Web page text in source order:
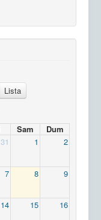
Lista
Sam
Dum
31 1 2
7 8 9
14 15 16